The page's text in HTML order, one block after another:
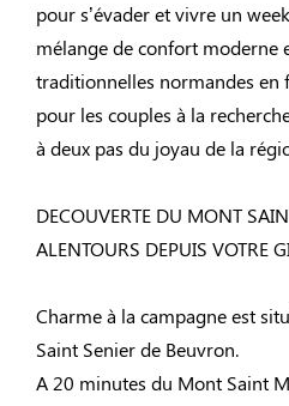
pour s’évader et vivre un
mélange de confort moderne
traditionnelles normandes en
pour les couples à la
à deux pas du joyau de la
DECOUVERTE DU MONT
ALENTOURS DEPUIS VOTRE
Charme à la campagne est
Saint Senier de Beuvron.
A 20 minutes du Mont Saint